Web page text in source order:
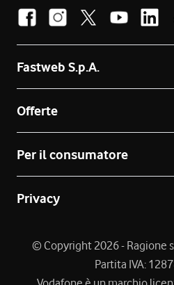
Fastweb S.p.A.
Offerte
Per il consumatore
Privacy
© Copyright 2026 - Ragione
Partita IVA: